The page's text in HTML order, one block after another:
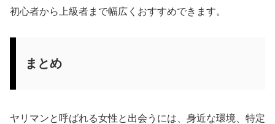
初心者から上級者まで幅広くおすすめできます。
まとめ
ヤリマンと呼ばれる女性と出会うには、身近な環境、特定